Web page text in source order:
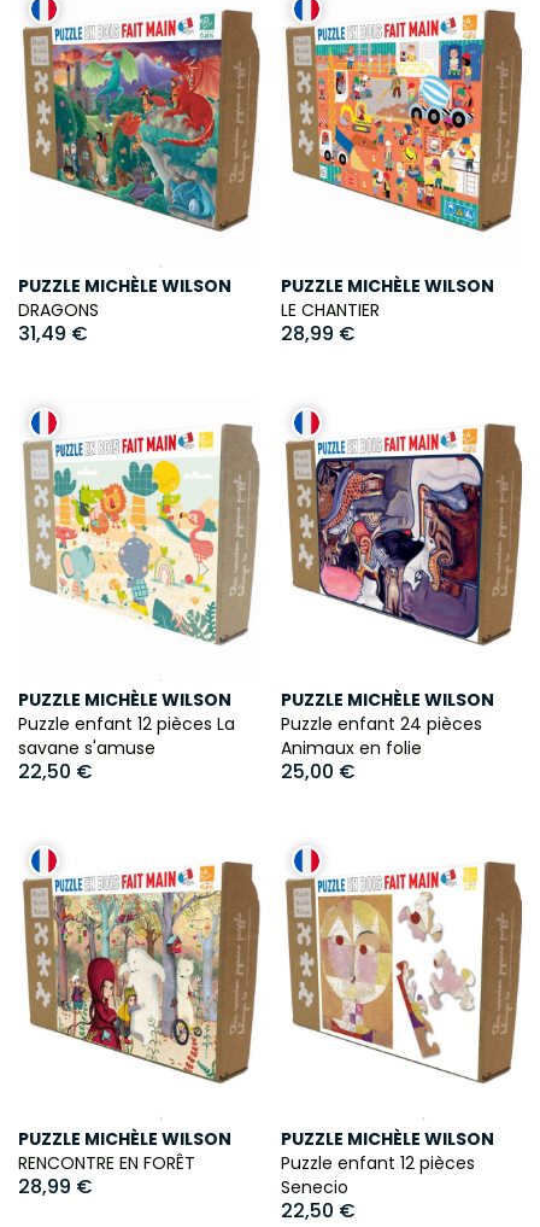
PUZZLE MICHÈLE WILSON
DRAGONS
31,49 €
PUZZLE MICHÈLE WILSON
LE CHANTIER
28,99 €
PUZZLE MICHÈLE WILSON
Puzzle enfant 12 pièces La
savane s'amuse
22,50 €
PUZZLE MICHÈLE WILSON
Puzzle enfant 24 pièces
Animaux en folie
25,00 €
PUZZLE MICHÈLE WILSON
RENCONTRE EN FORÊT
28,99 €
PUZZLE MICHÈLE WILSON
Puzzle enfant 12 pièces
Senecio
22,50 €